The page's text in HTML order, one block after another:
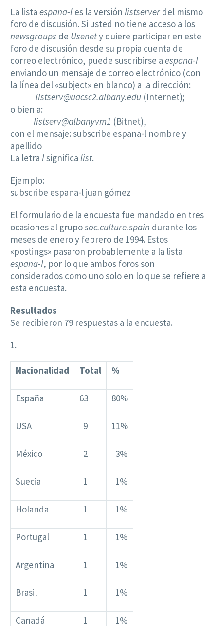
La lista espana-l es la versión listserver del mismo
foro de discusión. Si usted no tiene acceso a los
newsgroups de Usenety quiere participar en este
foro de discusión desde su propia cuenta de
correo electrónico, puede suscribirse a espana-l
enviando un mensaje de correo electrónico (con
la línea del «subject» en blanco) a la dirección:
listserv@uacsc2.albany.edu (Internet);
o bien a:
listserv@albanyvm1 (Bitnet),
con el mensaje: subscribe espana-l nombre y
apellido
La letra lsignifica list.
Ejemplo:
subscribe espana-l juan gómez
El formulario de la encuesta fue mandado en tres
ocasiones al gruposoc.culture.spain durante los
meses de enero y febrero de 1994. Estos
«postings» pasaron probablemente a la lista
espana-l, por lo que ambos foros son
considerados como uno solo en lo que se refiere a
esta encuesta.
Resultados
Se recibieron 79 respuestas a la encuesta.
1.
Nacionalidad Total %
España 63 80%
USA 9 11%
México 2 3%
Suecia 1 1%
Holanda 1 1%
Portugal 1 1%
Argentina 1 1%
Brasil 1 1%
Canadá 1 1%